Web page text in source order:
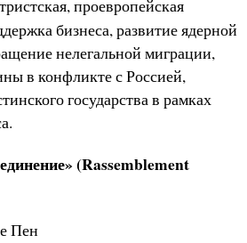
проевропейская
бизнеса, развитие ядерной
нелегальной миграции,
в конфликте с Россией,
государства в рамках
(Rassemblement
Пен